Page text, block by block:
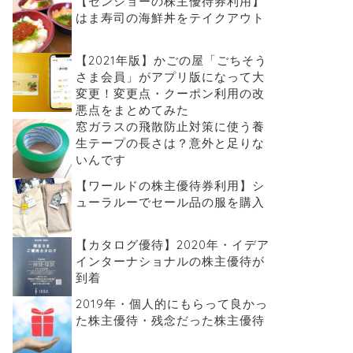
はま寿司の海鮮丼をテイクアウト
【2021年版】かごの屋「ごちそう
さま会員」がアプリ版になって大
変更！変更点・クーポン利用の改
悪点をまとめてみた
窓ガラスの飛散防止対策に使う養
生テープの長さは？意外と足りな
いんです
【ワールドの株主優待券利用】シ
ューラルーでセール品の服を購入
【カタログ優待】2020年・イデア
インターナショナルの株主優待が
到着
2019年・個人的にもらって良かっ
た株主優待・残念だった株主優待